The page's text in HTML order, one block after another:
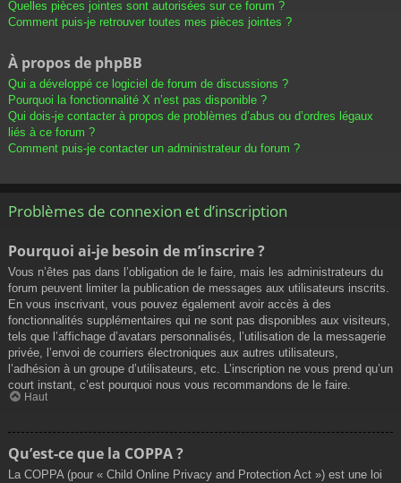
Quelles pièces jointes sont autorisées sur ce forum ?
Comment puis-je retrouver toutes mes pièces jointes ?
À propos de phpBB
Qui a développé ce logiciel de forum de discussions ?
Pourquoi la fonctionnalité X n’est pas disponible ?
Qui dois-je contacter à propos de problèmes d’abus ou d’ordres légaux
liés à ce forum ?
Comment puis-je contacter un administrateur du forum ?
Problèmes de connexion et d’inscription
Pourquoi ai-je besoin de m’inscrire ?
Vous n’êtes pas dans l’obligation de le faire, mais les administrateurs du
forum peuvent limiter la publication de messages aux utilisateurs inscrits.
En vous inscrivant, vous pouvez également avoir accès à des
fonctionnalités supplémentaires qui ne sont pas disponibles aux visiteurs,
tels que l’affichage d’avatars personnalisés, l’utilisation de la messagerie
privée, l’envoi de courriers électroniques aux autres utilisateurs,
l’adhésion à un groupe d’utilisateurs, etc. L’inscription ne vous prend qu’un
court instant, c’est pourquoi nous vous recommandons de le faire.
Haut
Qu’est-ce que la COPPA ?
La COPPA (pour « Child Online Privacy and Protection Act ») est une loi